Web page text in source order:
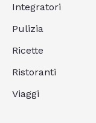
Integratori
Pulizia
Ricette
Ristoranti
Viaggi